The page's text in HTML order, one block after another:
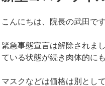
こんにちは、院長の武田です
緊急事態宣言は解除されま
ている状態が続き肉体的に
マスクなどは価格は別とし